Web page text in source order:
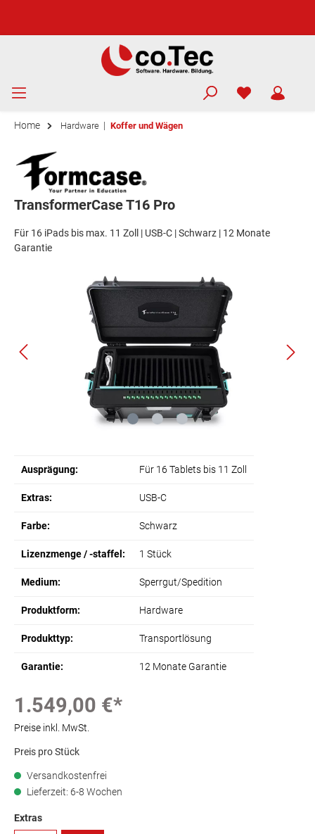
Home Hardware | Koffer und Wägen
TransformerCase T16 Pro
Für 16 iPads bis max. 11 Zoll | USB-C | Schwarz | 12 Monate
Garantie
Ausprägung: Für 16 Tablets bis 11 Zoll
Extras: USB-C
Farbe: Schwarz
Lizenzmenge / -staffel: 1 Stück
Medium: Sperrgut/Spedition
Produktform: Hardware
Produkttyp: Transportlösung
Garantie: 12 Monate Garantie
1.549,00 €*
Preise inkl. MwSt.
Preis pro Stück
Versandkostenfrei
Lieferzeit: 6-8 Wochen
Extras